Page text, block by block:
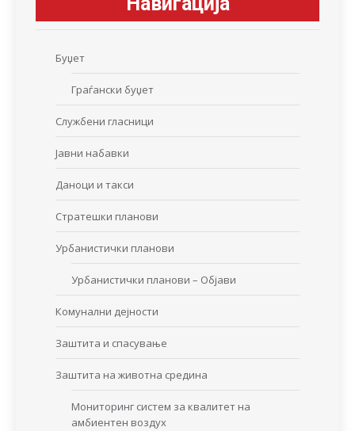
Буџет
Граѓански буџет
Службени гласници
Јавни набавки
Даноци и такси
Стратешки планови
Урбанистички планови
Урбанистички планови – Објави
Комунални дејности
Заштита и спасување
Заштита на животна средина
Мониторинг систем за квалитет на
амбиентен воздух